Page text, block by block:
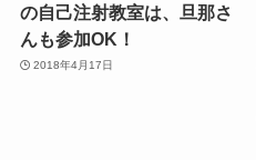
の自己注射教室は、旦那さ
んも参加OK！
2018年4月17日